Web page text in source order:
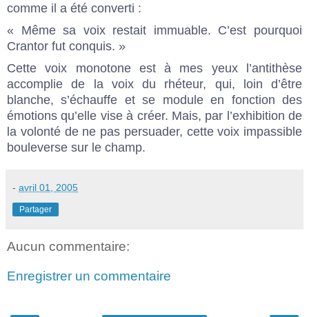
comme il a été converti :
« Même sa voix restait immuable. C’est pourquoi
Crantor fut conquis. »
Cette voix monotone est à mes yeux l’antithèse
accomplie de la voix du rhéteur, qui, loin d’être
blanche, s’échauffe et se module en fonction des
émotions qu’elle vise à créer. Mais, par l’exhibition de
la volonté de ne pas persuader, cette voix impassible
bouleverse sur le champ.
- avril 01, 2005
Partager
Aucun commentaire:
Enregistrer un commentaire